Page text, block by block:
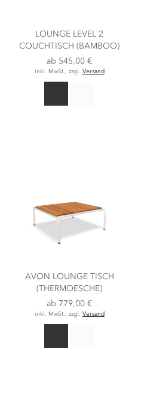
LOUNGE LEVEL 2
COUCHTISCH (BAMBOO)
ab 545,00 €
inkl. MwSt., zzgl. Versand
AVON LOUNGE TISCH
(THERMOESCHE)
ab 779,00 €
inkl. MwSt., zzgl. Versand